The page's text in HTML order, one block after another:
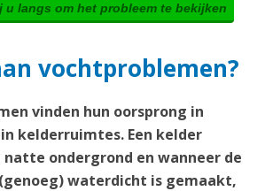
u langs om het probleem te bekijken
vochtproblemen?
vinden hun oorsprong in
kelderruimtes. Een kelder
natte ondergrond en wanneer de
waterdicht is gemaakt,